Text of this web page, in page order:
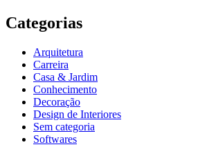
Categorias
Arquitetura
Carreira
Casa & Jardim
Conhecimento
Decoração
Design de Interiores
Sem categoria
Softwares